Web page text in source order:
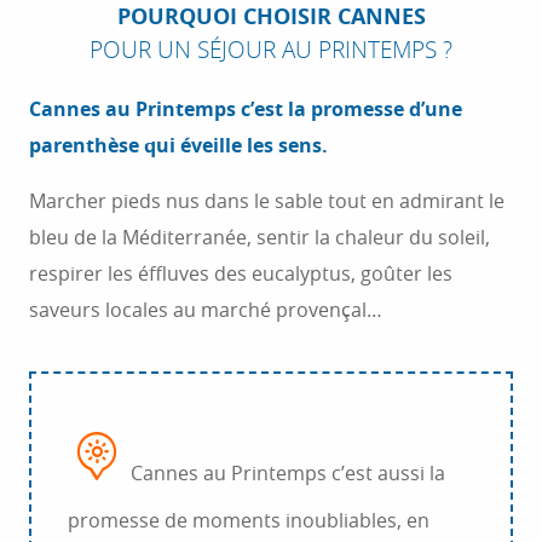
POURQUOI CHOISIR CANNES
POUR UN SÉJOUR AU PRINTEMPS ?
Cannes au Printemps c’est la promesse d’une
parenthèse qui éveille les sens.
Marcher pieds nus dans le sable tout en admirant le
bleu de la Méditerranée, sentir la chaleur du soleil,
respirer les éffluves des eucalyptus, goûter les
saveurs locales au marché provençal…
Cannes au Printemps c’est aussi la
promesse de moments inoubliables, en